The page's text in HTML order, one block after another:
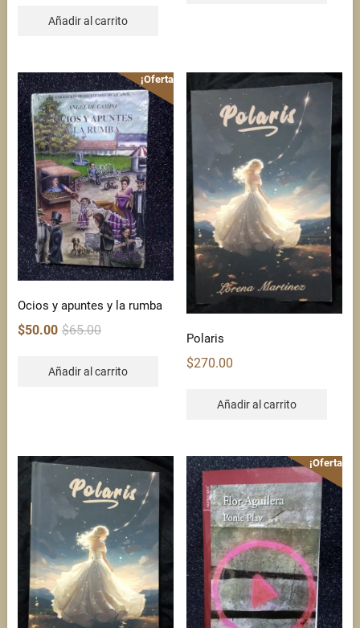
Añadir al carrito
¡Oferta!
Ocios y apuntes y la rumba
$65.00Original
$65.00.
$50.00
Current
$50.00.
Añadir al carrito
Polaris
$270.00
Añadir al carrito
¡Oferta!